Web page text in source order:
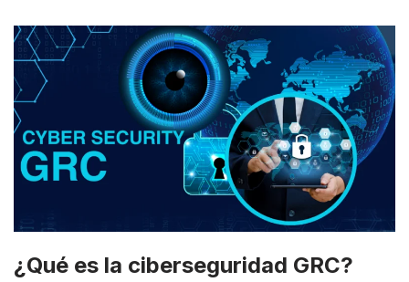
¿Qué es la ciberseguridad GRC?